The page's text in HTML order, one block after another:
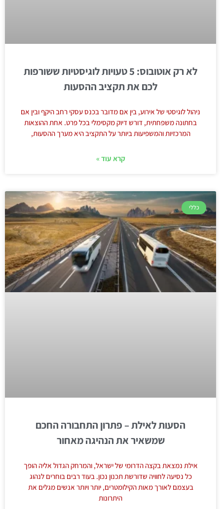
לא רק אוטובוס: 5 טעויות לוגיסטיות ששורפות
לכם את תקציב ההסעות
ניהול לוגיסטי של אירוע, בין אם מדובר בכנס עסקי רחב היקף ובין אם
בחתונה משפחתית, דורש דיוק מקסימלי בכל פרט. אחת ההוצאות
המרכזיות והמשפיעות ביותר על התקציב היא מערך ההסעות,
קרא עוד »
כללי
הסעות לאילת – פתרון התחבורה החכם
שמשאיר את הנהיגה מאחור
אילת נמצאת בקצה הדרומי של ישראל, והמרחק הגדול אליה הופך
כל נסיעה לחוויה שדורשת תכנון נכון. בעוד רבים בוחרים לנהוג
בעצמם לאורך מאות הקילומטרים, יותר ויותר אנשים מגלים את
היתרונות